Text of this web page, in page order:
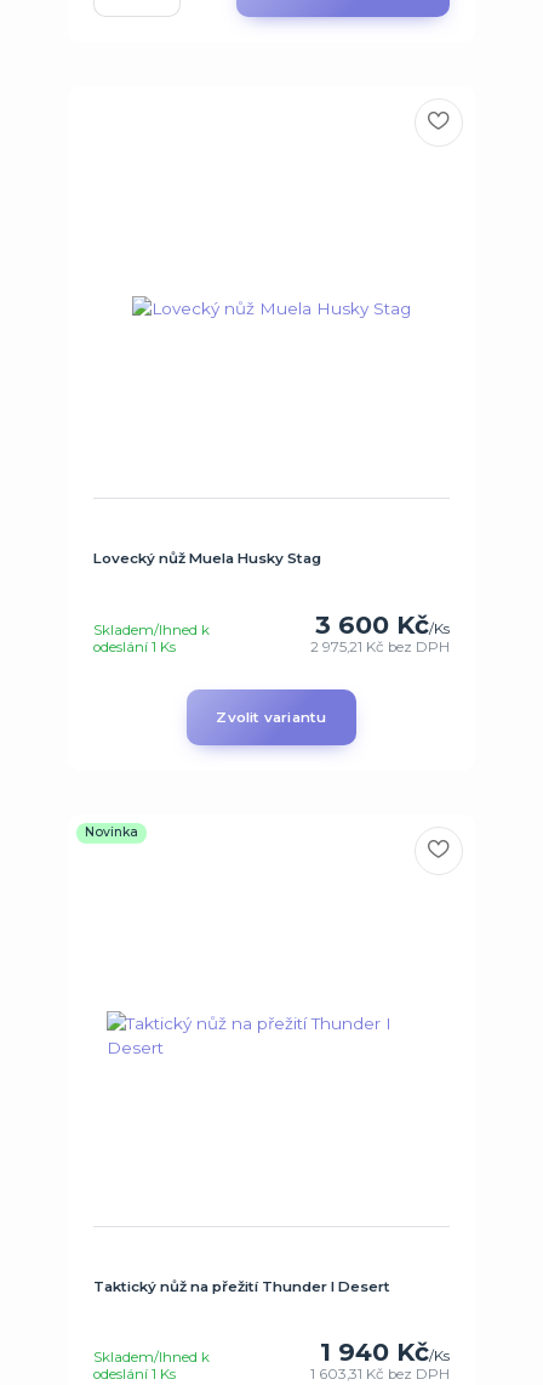
Lovecký nůž Muela Husky Stag
3 600 Kč/Ks
2 975,21 Kč bez DPH
Skladem/Ihned k
odeslání 1 Ks
Zvolit variantu
Novinka
Taktický nůž na přežití Thunder I Desert
1 940 Kč/Ks
1 603,31 Kč bez DPH
Skladem/Ihned k
odeslání 1 Ks